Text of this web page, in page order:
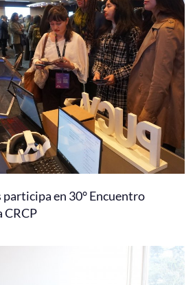
participa en 30° Encuentro
CRCP